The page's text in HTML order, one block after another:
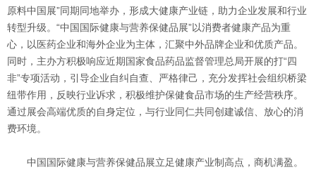
原料中国展”同期同地举办，形成大健康产业链，助力企业发展和行业
转型升级。“中国国际健康与营养保健品展”以消费者健康产品为重
心，以医药企业和海外企业为主体，汇聚中外品牌企业和优质产品。
同时，主办方积极响应近期国家食品药品监督管理总局开展的打“四
非”专项活动，引导企业自纠自查、严格律己，充分发挥社会组织桥梁
纽带作用，反映行业诉求，积极维护保健食品市场的生产经营秩序。
通过展会高端优质的自身定位，与行业同仁共同创建诚信、放心的消
费环境。
中国国际健康与营养保健品展立足健康产业制高点，商机满盈。